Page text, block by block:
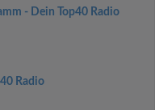
- Dein Top40 Radio
Radio